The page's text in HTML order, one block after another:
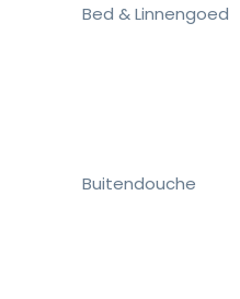
Bed & Linnengoed
Buitendouche